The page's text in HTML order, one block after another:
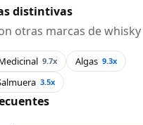
distintivas
otras marcas de whisky
9.7x Algas 9.3x
3.5x